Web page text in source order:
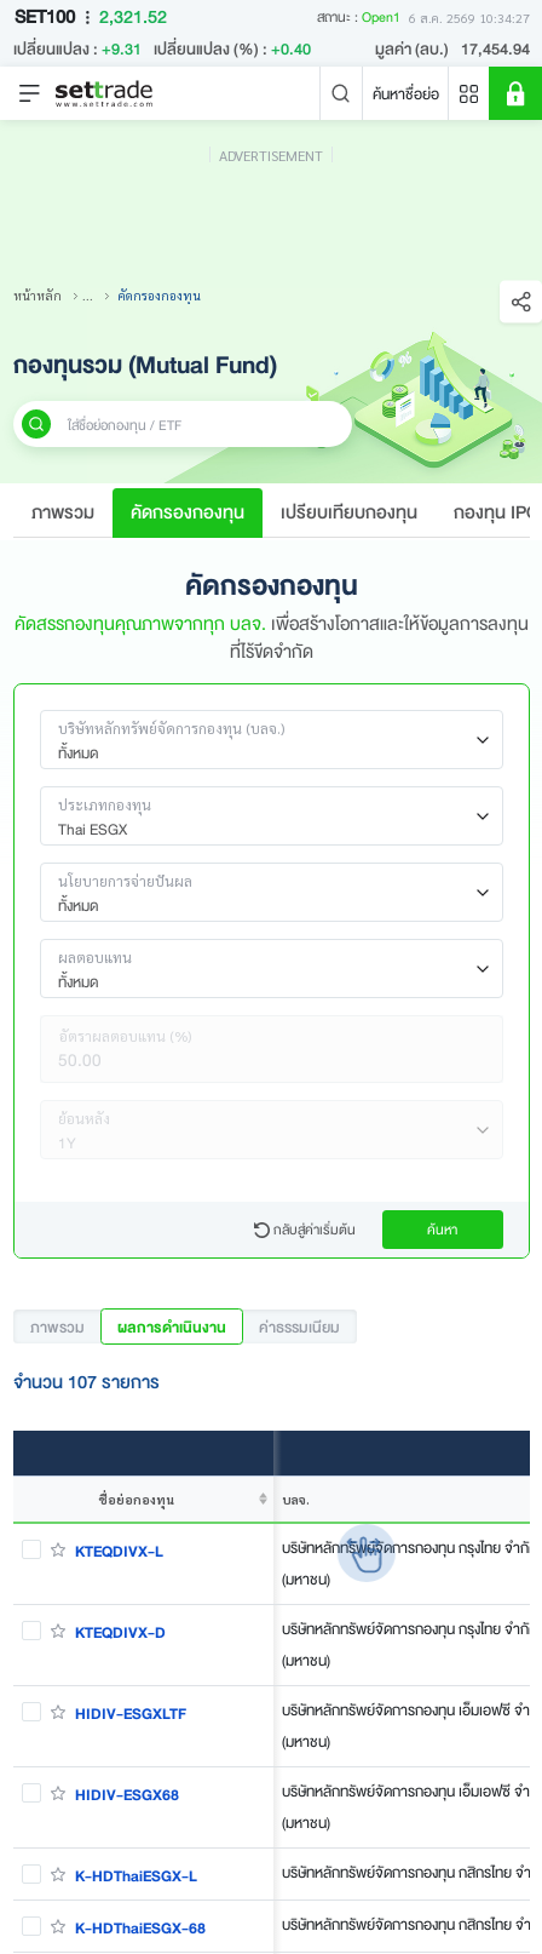
SET100 2,321.52 สถานะ : Open1 6 ส.ค. 2569 10:34:27
เปลี่ยนแปลง :+9.31 เปลี่ยนแปลง (%) :+0.40 มูลค่า (ลบ.) 17,454.94
ค้นหาชื่อย่อ
ไม่พบข่าวล่าสุด
ADVERTISEMENT
หน้าหลัก คัดกรองกองทุน
กองทุนรวม (Mutual Fund)
ใส่ชื่อย่อกองทุน / ETF
ภาพรวม คัดกรองกองทุน เปรียบเทียบกองทุน กองทุน IPO
คัดกรองกองทุน
คัดสรรกองทุนคุณภาพจากทุก บลจ. เพื่อสร้างโอกาสและให้ข้อมูลการลงทุน
ที่ไร้ขีดจำกัด
บริษัทหลักทรัพย์จัดการกองทุน (บลจ.)
ทั้งหมด
ประเภทกองทุน
Thai ESGX
นโยบายการจ่ายปันผล
ทั้งหมด
ผลตอบแทน
ทั้งหมด
อัตราผลตอบแทน (%)
ย้อนหลัง
1Y
กลับสู่ค่าเริ่มต้น ค้นหา
ภาพรวม ผลการดำเนินงาน ค่าธรรมเนียม
จำนวน 107 รายการ
ชื่อย่อกองทุน บลจ.
KTEQDIVX-L
บริษัทหลักทรัพย์จัดการกองทุน กรุงไทย จำกัด
(มหาชน)
KTEQDIVX-D
บริษัทหลักทรัพย์จัดการกองทุน กรุงไทย จำกัด
(มหาชน)
HIDIV-ESGXLTF
บริษัทหลักทรัพย์จัดการกองทุน เอ็มเอฟซี จำ
(มหาชน)
HIDIV-ESGX68
บริษัทหลักทรัพย์จัดการกองทุน เอ็มเอฟซี จำ
(มหาชน)
K-HDThaiESGX-L บริษัทหลักทรัพย์จัดการกองทุน กสิกรไทย จำ
K-HDThaiESGX-68 บริษัทหลักทรัพย์จัดการกองทุน กสิกรไทย จำ